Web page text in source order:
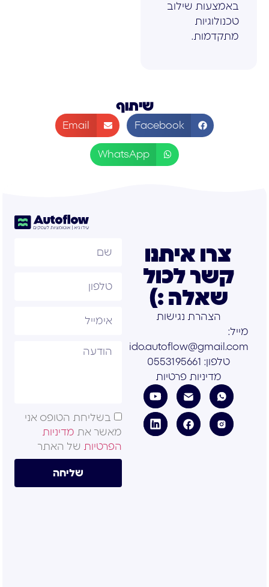
באמצעות שילוב
טכנולוגיות
מתקדמות.
שיתוף
Facebook
Email
WhatsApp
צרו איתנו
קשר לכול
שאלה :)
הצהרת נגישות
מייל:
ido.autoflow@gmail.com
טלפון: 0553195661
מדיניות פרטיות
בשליחת הטופס אני
מאשר את מדיניות
הפרטיות של האתר
שליחה